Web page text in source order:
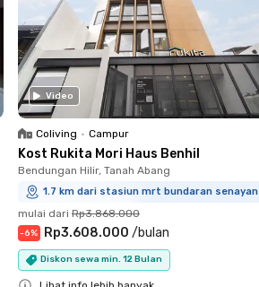
Video
Coliving • Campur
Kost Rukita Mori Haus Benhil
Bendungan Hilir, Tanah Abang
1.7 km dari stasiun mrt bundaran senayan
mulai dari Rp3.868.000
-6% Rp3.608.000 /bulan
Diskon sewa min. 12 Bulan